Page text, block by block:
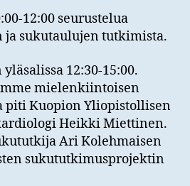
12:00 seurustelua
ja sukutaulujen tutkimista.
12:30-15:00.
mielenkiintoisen
piti Kuopion Yliopistollisen
Heikki Miettinen.
Ari Kolehmaisen
sukututkimusprojektin